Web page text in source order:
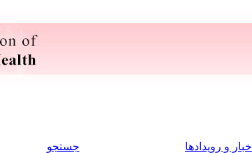
اخبار و رویدادها جستجو